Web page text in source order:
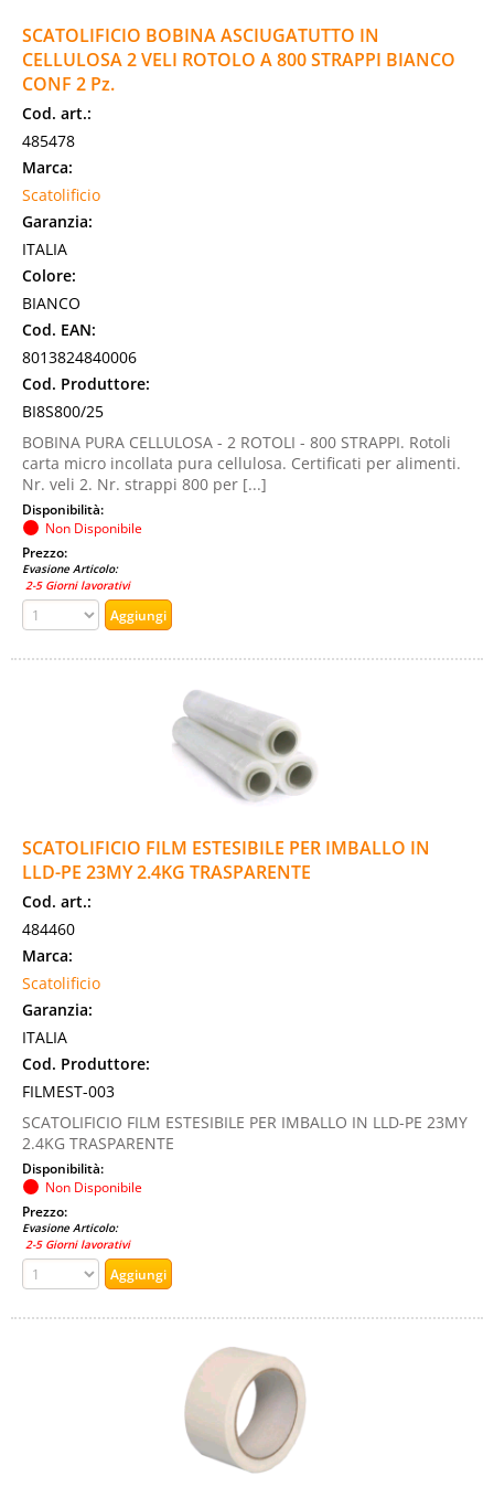
SCATOLIFICIO BOBINA ASCIUGATUTTO IN
CELLULOSA 2 VELI ROTOLO A 800 STRAPPI BIANCO
CONF 2 Pz.
Cod. art.:
485478
Marca:
Scatolificio
Garanzia:
ITALIA
Colore:
BIANCO
Cod. EAN:
8013824840006
Cod. Produttore:
BI8S800/25
BOBINA PURA CELLULOSA - 2 ROTOLI - 800 STRAPPI. Rotoli
carta micro incollata pura cellulosa. Certificati per alimenti.
Nr. veli 2. Nr. strappi 800 per [...]
Disponibilità:
Non Disponibile
Prezzo:
Evasione Articolo:
2-5 Giorni lavorativi
SCATOLIFICIO FILM ESTESIBILE PER IMBALLO IN
LLD-PE 23MY 2.4KG TRASPARENTE
Cod. art.:
484460
Marca:
Scatolificio
Garanzia:
ITALIA
Cod. Produttore:
FILMEST-003
SCATOLIFICIO FILM ESTESIBILE PER IMBALLO IN LLD-PE 23MY
2.4KG TRASPARENTE
Disponibilità:
Non Disponibile
Prezzo:
Evasione Articolo:
2-5 Giorni lavorativi